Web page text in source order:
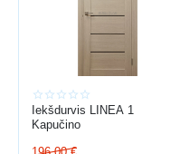
vienmērīga aizvēršanās
kvalitatīva furnitūra
laba skaņas izolācija
Iekšdurvis LINEA 1
Kapučino